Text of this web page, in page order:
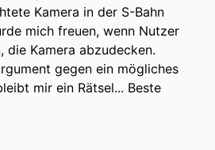
Kamera in der S-Bahn
mich freuen, wenn Nutzer
Kamera abzudecken.
gegen ein mögliches
mir ein Rätsel... Beste